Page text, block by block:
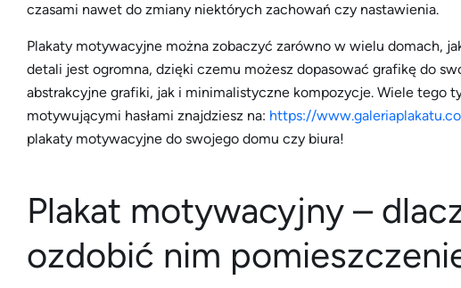
czasami nawet do zmiany niektórych zachowań czy nastawienia.
Plakaty motywacyjne można zobaczyć zarówno w wielu domach,
detali jest ogromna, dzięki czemu możesz dopasować grafikę do
abstrakcyjne grafiki, jak i minimalistyczne kompozycje. Wiele tego
motywującymi hasłami znajdziesz na: https://
plakaty motywacyjne do swojego domu czy biura!
Plakat motywacyjny –
ozdobić nim